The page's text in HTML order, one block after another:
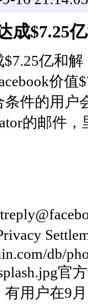
成$7.25
$7.25亿和
价
件的用户
的邮件
db/
官
用户在9